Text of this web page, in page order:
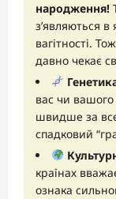
народження!
з’являються
вагітності.
давно чекає
вас чи вашого
швидше за
спадковий
країнах
ознака